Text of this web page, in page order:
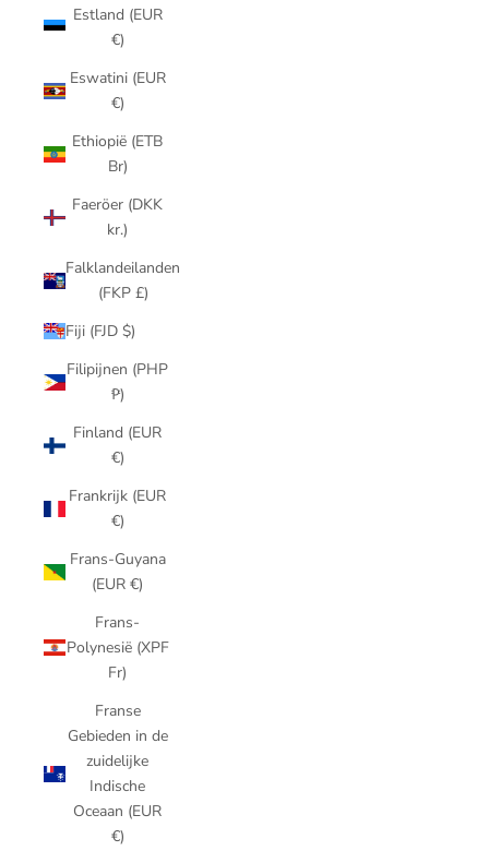
Estland (EUR
€)
Eswatini (EUR
€)
Ethiopië (ETB
Br)
Faeröer (DKK
kr.)
Falklandeilanden
(FKP £)
Fiji (FJD $)
Filipijnen (PHP
₱)
Finland (EUR
€)
Frankrijk (EUR
€)
Frans-Guyana
(EUR €)
Frans-
Polynesië (XPF
Fr)
Franse
Gebieden in de
zuidelijke
Indische
Oceaan (EUR
€)